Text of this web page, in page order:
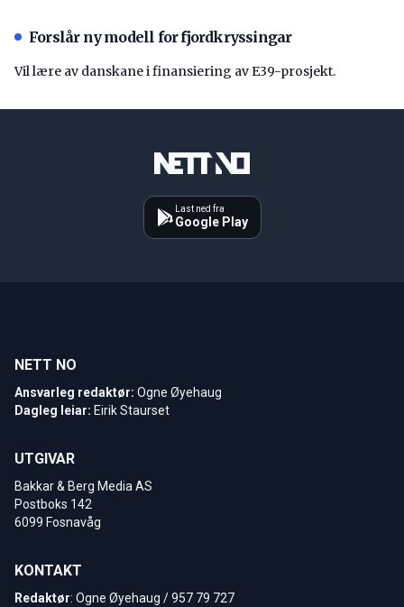
Forslår ny modell for fjordkryssingar
Vil lære av danskane i finansiering av E39-prosjekt.
Last ned fra
Google Play
NETT NO
Ansvarleg redaktør: Ogne Øyehaug
Dagleg leiar: Eirik Staurset
UTGIVAR
Bakkar & Berg Media AS
Postboks 142
6099 Fosnavåg
KONTAKT
Redaktør: Ogne Øyehaug / 957 79 727